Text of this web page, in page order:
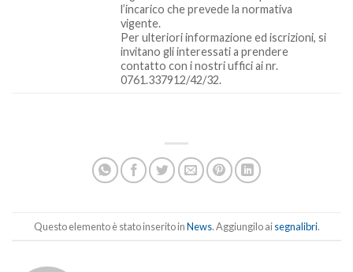
l’incarico che prevede la normativa
vigente.
Per ulteriori informazione ed iscrizioni, si
invitano gli interessati a prendere
contatto con i nostri uffici ai nr.
0761.337912/42/32.
Questo elemento è stato inserito inNews. Aggiungilo aisegnalibri.